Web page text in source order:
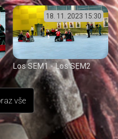
18. 11. 2023 15:30
Los SEM1 - Los SEM2
vše